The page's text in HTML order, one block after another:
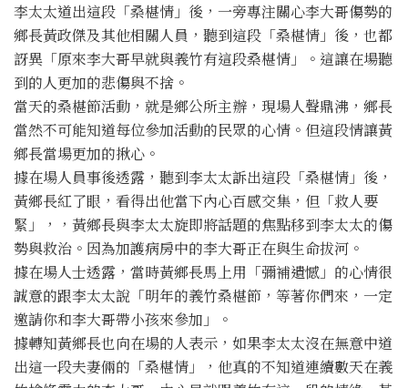
李太太道出這段「桑椹情」後，一旁專注關心李大哥傷勢的
鄉長黃政傑及其他相關人員，聽到這段「桑椹情」後，也都
訝異「原來李大哥早就與義竹有這段桑椹情」。這讓在場聽
到的人更加的悲傷與不捨。
當天的桑椹節活動，就是鄉公所主辦，現場人聲鼎沸，鄉長
當然不可能知道每位參加活動的民眾的心情。但這段情讓黃
鄉長當場更加的揪心。
據在場人員事後透露，聽到李太太訴出這段「桑椹情」後，
黃鄉長紅了眼，看得出他當下內心百感交集，但「救人要
緊」，，黃鄉長與李太太旋即將話題的焦點移到李太太的傷
勢與救治。因為加護病房中的李大哥正在與生命拔河。
據在場人士透露，當時黃鄉長馬上用「彌補遺憾」的心情很
誠意的跟李太太說「明年的義竹桑椹節，等著你們來，一定
邀請你和李大哥帶小孩來參加」。
據轉知黃鄉長也向在場的人表示，如果李太太沒在無意中道
出這一段夫妻倆的「桑椹情」，他真的不知道連續數天在義